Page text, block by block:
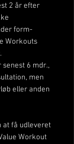
2 år efter
form-
Workouts
6 mdr.,
men
eller anden
at få udleveret
Workout